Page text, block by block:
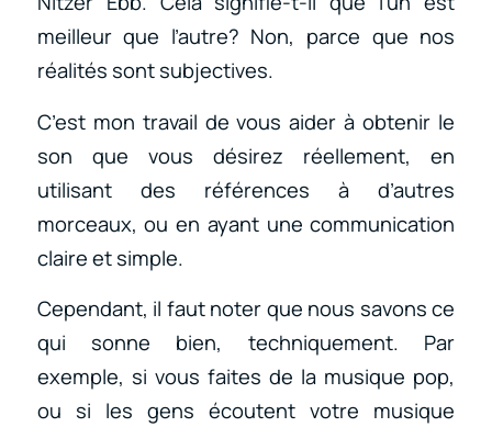
meilleur que l’autre? Non, parce que nos
réalités sont subjectives.
C’est mon travail de vous aider à obtenir le
son que vous désirez réellement, en
utilisant des références à d’autres
morceaux, ou en ayant une communication
claire et simple.
Cependant, il faut noter que nous savons ce
qui sonne bien, techniquement. Par
exemple, si vous faites de la musique pop,
ou si les gens écoutent votre musique